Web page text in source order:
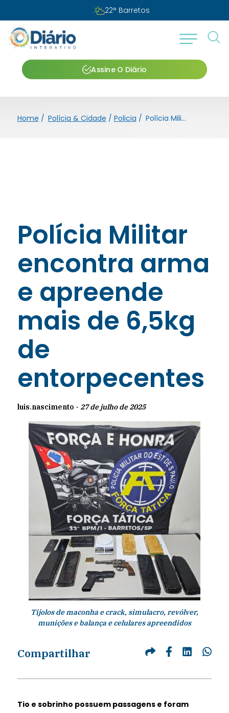
Sábado, 08 de agosto de 2026
Assine O Diário
Home / Polícia & Cidade / Policia / Polícia Militar encontra arma e apreende mais de 6,5kg de entorpecentes
Polícia Militar
encontra arma
e apreende
mais de 6,5kg
de
entorpecentes
luis.nascimento - 27 de julho de 2025
Tijolos de maconha e crack, simulacro, revólver,
munições e balança e celulares apreendidos
Compartilhar
Tio e sobrinho possuem passagens e foram